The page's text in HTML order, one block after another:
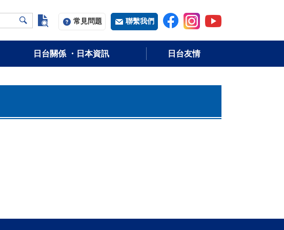
常用字词常見問題 聯繫我們
日台關係 ・日本資訊 日台友情